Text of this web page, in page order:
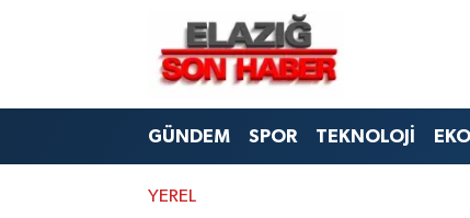
GÜNDEM SPOR TEKNOLOJİ
YEREL
CANLI YAYIN
BİLİM VE TEKNOLOJİ
Merkez Hava Durumu
Merkez Trafik Yoğunluk Haritası
Süper Lig Puan Durumu ve Fikstür